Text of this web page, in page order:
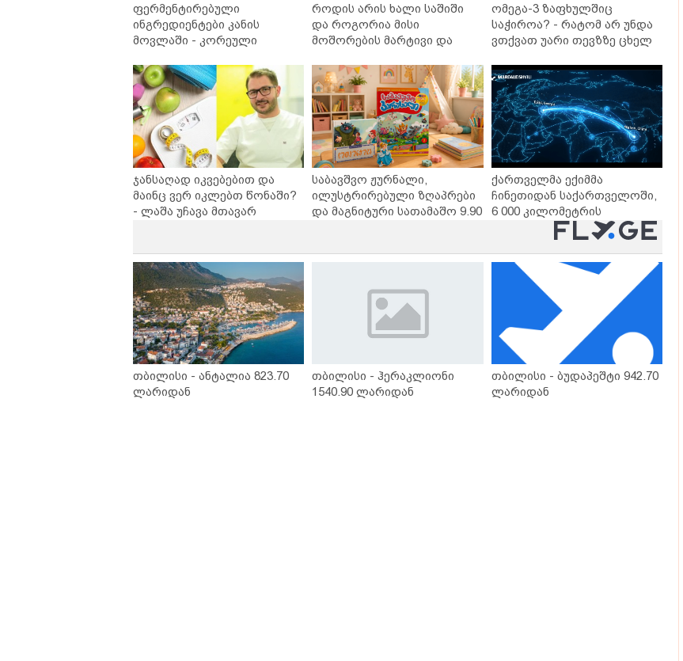
ფერმენტირებული
ინგრედიენტები კანის
მოვლაში - კორეული
საქართველოშია
როდის არის ხალი საშიში
და როგორია მისი
მოშორების მარტივი და
ომეგა-3 ზაფხულშიც
საჭიროა? - რატომ არ უნდა
ვთქვათ უარი თევზზე ცხელ
ჯანსაღად იკვებებით და
მაინც ვერ იკლებთ წონაში?
- ლაშა უჩავა მთავარ
საბავშვო ჟურნალი,
ილუსტრირებული ზღაპრები
და მაგნიტური სათამაშო 9.90
სერია დაიწყო
ქართველმა ექიმმა
ჩინეთიდან საქართველოში,
6 000 კილომეტრის
დაშორებით,
ტელერობოტული ოპერაცია
ჩაატარა - ისტორია
დაწერილია
თბილისი - ანტალია 823.70
ლარიდან
თბილისი - ჰერაკლიონი
1540.90 ლარიდან
თბილისი - ბუდაპეშტი 942.70
ლარიდან